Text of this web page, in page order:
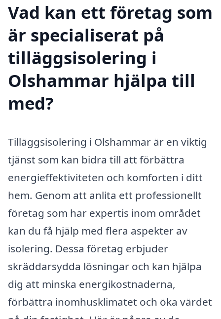
Vad kan ett företag som
är specialiserat på
tilläggsisolering i
Olshammar hjälpa till
med?
Tilläggsisolering i Olshammar är en viktig
tjänst som kan bidra till att förbättra
energieffektiviteten och komforten i ditt
hem. Genom att anlita ett professionellt
företag som har expertis inom området
kan du få hjälp med flera aspekter av
isolering. Dessa företag erbjuder
skräddarsydda lösningar och kan hjälpa
dig att minska energikostnaderna,
förbättra inomhusklimatet och öka värdet